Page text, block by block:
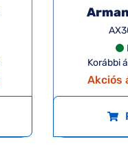
Korábbi
Akciós